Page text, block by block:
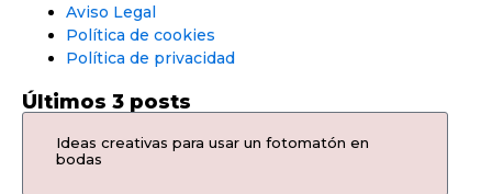
Aviso Legal
Política de cookies
Política de privacidad
Últimos 3 posts
Ideas creativas para usar un fotomatón en
bodas